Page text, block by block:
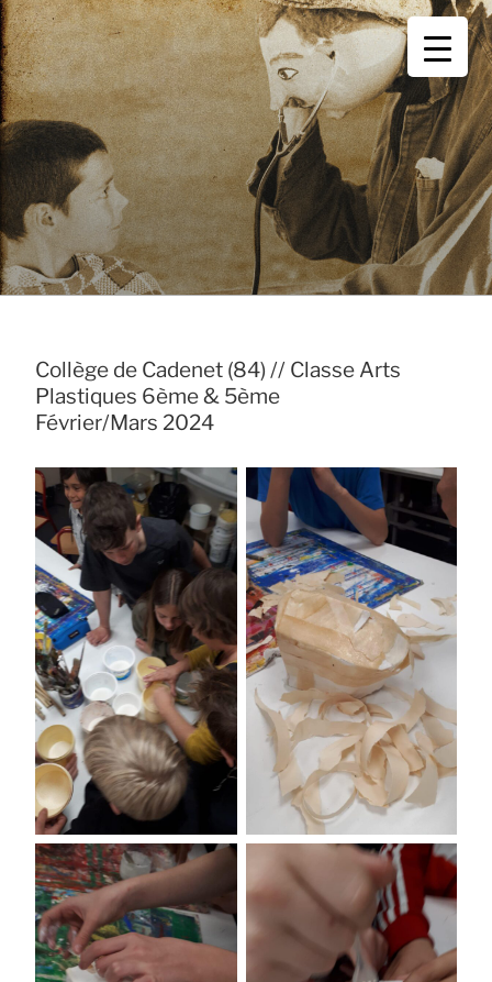
Aller
au
contenu
principal
THÉÂTRE DES
BABIOLES
Cie de théâtre et de marionnettes
Collège de Cadenet (84) // Classe Arts
Plastiques 6ème & 5ème
Février/Mars 2024